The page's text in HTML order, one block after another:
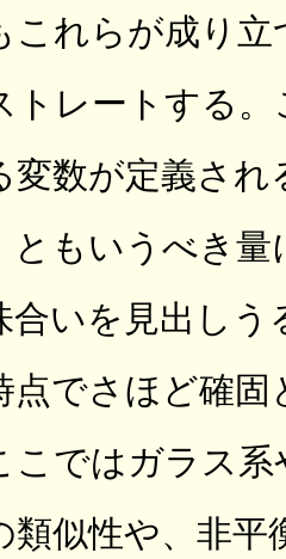
これらが成り
トレートする
変数が定義さ
ともいうべき
合いを見出し
点でさほど確
こではガラス
類似性や、非